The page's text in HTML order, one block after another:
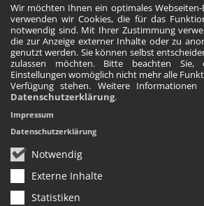
Wir möchten Ihnen ein optimales Webseiten-
verwenden wir Cookies, die für das
notwendig sind. Mit Ihrer Zustimmung
die zur Anzeige externer Inhalte oder zu
genutzt werden. Sie können selbst
zulassen möchten. Bitte beachten
Einstellungen womöglich nicht mehr alle
Verfügung stehen. Weitere
Datenschutzerklärung.
Notwendig
Externe Inhalte
Statistiken
Impressum
Datenschutzerklärung